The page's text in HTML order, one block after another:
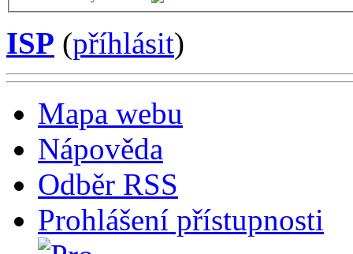
ISP (příhlásit)
Mapa webu
Nápověda
Odběr RSS
Prohlášení přístupnosti